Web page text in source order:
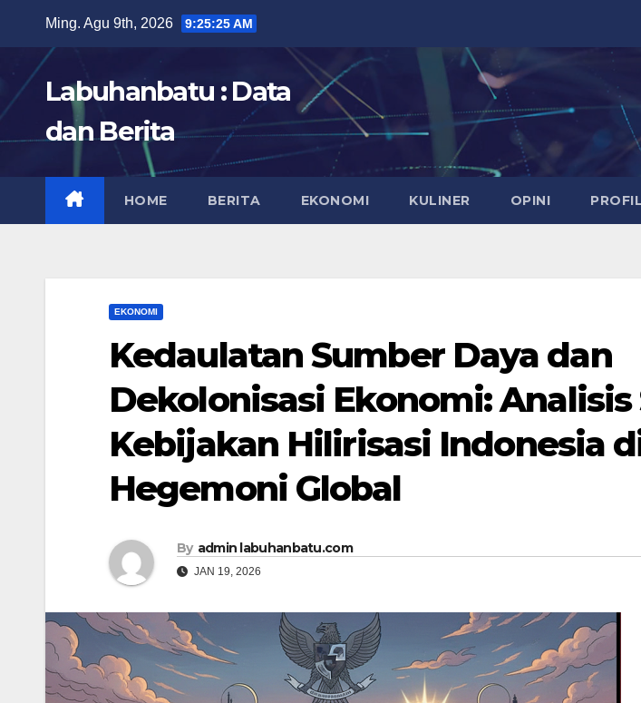
content
Ming. Agu 9th, 2026 9:25:26 AM
Labuhanbatu : Data
dan Berita
HOME BERITA EKONOMI KULINER OPINI PROFIL
EKONOMI
Kedaulatan Sumber Daya dan
Dekolonisasi Ekonomi:
Kebijakan Hilirisasi Indonesia
Hegemoni Global
By admin labuhanbatu.com
JAN 19, 2026